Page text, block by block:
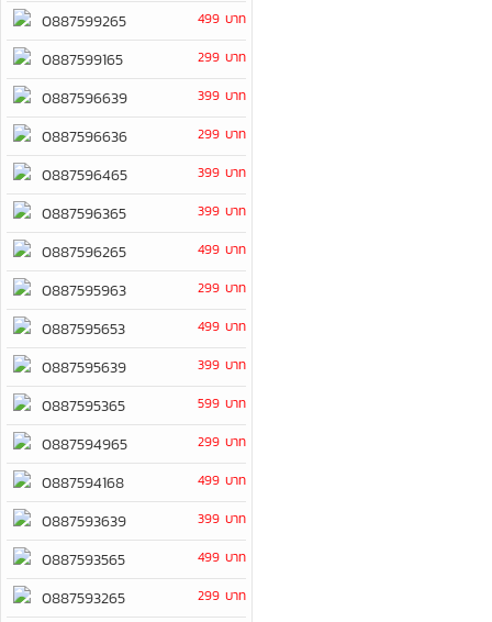
0887599265 499 บาท
0887599165 299 บาท
0887596639 399 บาท
0887596636 299 บาท
0887596465 399 บาท
0887596365 399 บาท
0887596265 499 บาท
0887595963 299 บาท
0887595653 499 บาท
0887595639 399 บาท
0887595365 599 บาท
0887594965 299 บาท
0887594168 499 บาท
0887593639 399 บาท
0887593565 499 บาท
0887593265 299 บาท